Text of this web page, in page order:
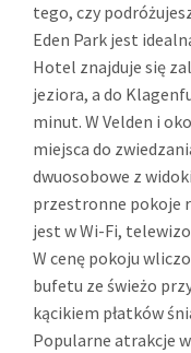
tego, czy
Eden Park jest
Hotel znajduje się
jeziora, a do
minut. W Velden i
miejsca do
dwuosobowe z
przestronne pokoje
jest w Wi-Fi,
W cenę pokoju
bufetu ze świeżo
kącikiem płatków
Popularne atrakcje